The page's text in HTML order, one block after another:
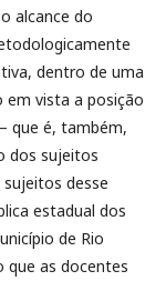
alcance do
dentro de uma
em vista a posição
que é, também,
dos sujeitos
sujeitos desse
estadual dos
de Rio
que as docentes